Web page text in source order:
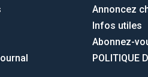
Annoncez
Infos utiles
Abonnez-
POLITIQUE